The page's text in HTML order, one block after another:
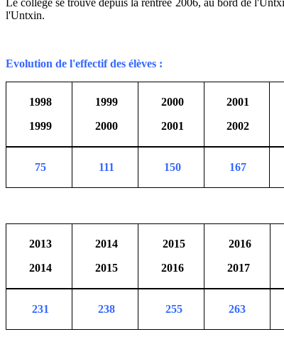
l'Untxin.
Evolution de l'effectif des élèves :
1998
1999
1999
2000
2000
2001
2001
2002
75 111 150 167
2013
2014
2014
2015
2015
2016
2016
2017
231 238 255 263